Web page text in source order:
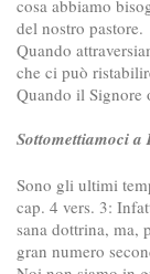
cosa abbiamo
del nostro pastore.
Quando
che ci può
Quando il Signore
Sottomettiamoci
Sono gli ultimi
cap. 4 vers. 3:
sana dottrina, ma,
gran numero